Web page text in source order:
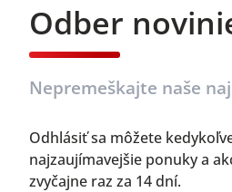
Odber
Nepremeškajte naše
Odhlásiť sa môžete
najzaujímavejšie ponuky a
zvyčajne raz za 14 dní.